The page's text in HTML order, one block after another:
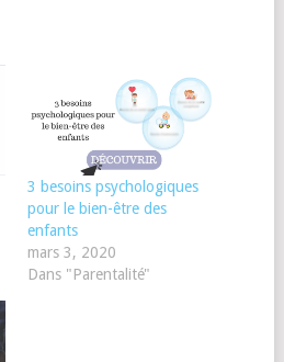
3 besoins psychologiques
pour le bien-être des
enfants
mars 3, 2020
Dans "Parentalité"